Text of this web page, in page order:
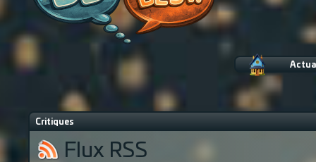
Critiques
Flux RSS